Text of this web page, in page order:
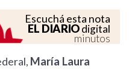
Escuchá esta nota
EL DIARIOdigital
minutos
María Laura